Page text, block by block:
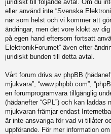
juridiskt till följande avtal. Om du
eller använd inte “Svenska
när som helst och vi kommer att
ändringar, men det vore klokt av
på egen hand eftersom fortsatt
ElektronikForumet” även efter
juridiskt bunden till detta avtal.
Vårt forum drivs av phpBB
mjukvara”, “www.phpbb.com”,
en forumprogramvara tillgänglig
(hädanefter “GPL”) och kan laddas
mjukvaran främjar endast
är inte ansvariga för vad vi tillåter
uppförande. För mer information